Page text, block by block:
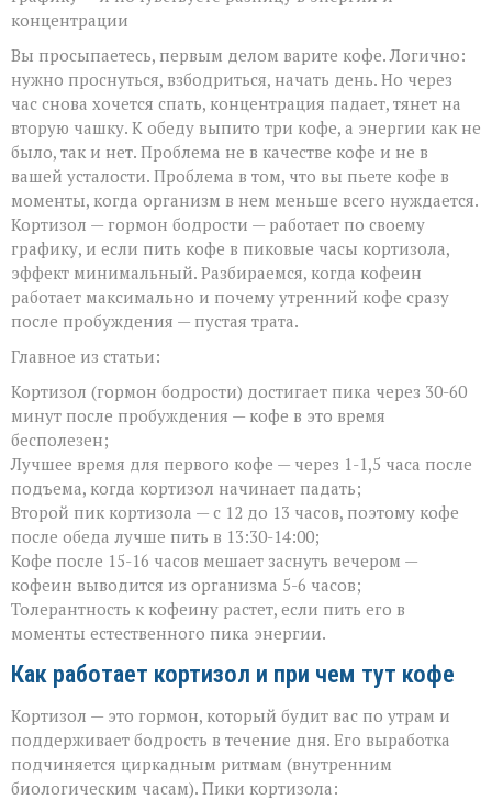
то
время
—
вот
когда
кофеин
работает
лучше
всего
концентрации
Вы просыпаетесь, первым делом варите кофе. Логично:
нужно проснуться, взбодриться, начать день. Но через
час снова хочется спать, концентрация падает, тянет на
вторую чашку. К обеду выпито три кофе, а энергии как не
было, так и нет. Проблема не в качестве кофе и не в
вашей усталости. Проблема в том, что вы пьете кофе в
моменты, когда организм в нем меньше всего нуждается.
Кортизол — гормон бодрости — работает по своему
графику, и если пить кофе в пиковые часы кортизола,
эффект минимальный. Разбираемся, когда кофеин
работает максимально и почему утренний кофе сразу
после пробуждения — пустая трата.
Главное из статьи:
Кортизол (гормон бодрости) достигает пика через 30-60
минут после пробуждения — кофе в это время
бесполезен;
Лучшее время для первого кофе — через 1-1,5 часа после
подъема, когда кортизол начинает падать;
Второй пик кортизола — с 12 до 13 часов, поэтому кофе
после обеда лучше пить в 13:30-14:00;
Кофе после 15-16 часов мешает заснуть вечером —
кофеин выводится из организма 5-6 часов;
Толерантность к кофеину растет, если пить его в
моменты естественного пика энергии.
Как работает кортизол и при чем тут кофе
Кортизол — это гормон, который будит вас по утрам и
поддерживает бодрость в течение дня. Его выработка
подчиняется циркадным ритмам (внутренним
биологическим часам). Пики кортизола: